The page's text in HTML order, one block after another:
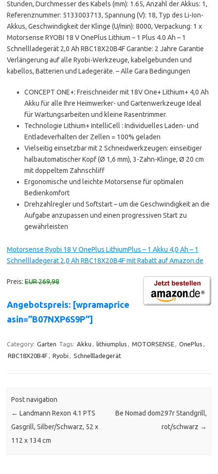
Stunden, Durchmesser des Kabels (mm): 1.65, Anzahl der Akkus: 1,
Referenznummer: 5133003713, Spannung (V): 18, Typ des Li-Ion-
Akkus, Geschwindigkeit der Klinge (U/min): 8000, Verpackung: 1 x
Motorsense RYOBI 18 V OnePlus Lithium – 1 Plus 4.0 Ah – 1
Schnellladegerät 2,0 Ah RBC18X20B4F Garantie: 2 Jahre Garantie
Verlängerung auf alle Ryobi-Werkzeuge, kabelgebunden und
kabellos, Batterien und Ladegeräte. – Alle Gara Bedingungen
CONCEPT ONE+: Freischneider mit 18V One+ Lithium+ 4,0 Ah
Akku für alle Ihre Heimwerker- und Gartenwerkzeuge Ideal
für Wartungsarbeiten und kleine Rasentrimmer.
Technologie Lithium+ IntelliCell : Individuelles Laden- und
Entladeverhalten der Zellen = 100% geladen
Vielseitig einsetzbar mit 2 Schneidwerkzeugen: einseitiger
halbautomatischer Kopf (Ø 1,6 mm), 3-Zahn-Klinge, Ø 20 cm
mit doppeltem Zahnschliff
Ergonomische und leichte Motorsense für optimalen
Bedienkomfort
Drehzahlregler und Softstart – um die Geschwindigkeit an die
Aufgabe anzupassen und einen progressiven Start zu
gewährleisten
Motorsense Ryobi 18 V OnePlus LithiumPlus – 1 Akku 4,0 Ah – 1
Schnellladegerät 2,0 Ah RBC18X20B4F mit Rabatt auf Amazon.de
Preis: EUR 269,98
Angebotspreis: [wpramaprice
asin=”B07NXP6S9P”]
Category: Garten Tags: Akku , lithiumplus , MOTORSENSE, OnePlus ,
RBC18X20B4F, Ryobi , Schnellladegerät
Post navigation
← Landmann Rexon 4.1 PTS
Gasgrill, Silber/Schwarz, 52 x
112 x 134 cm
Be Nomad dom297r Standgrill,
rot/schwarz →